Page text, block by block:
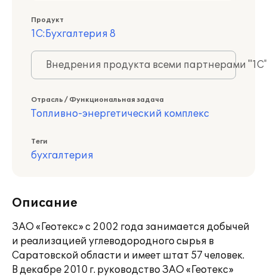
Продукт
1С:Бухгалтерия 8
Внедрения продукта всеми партнерами
Отрасль / Функциональная задача
Топливно-энергетический комплекс
Теги
бухгалтерия
Описание
ЗАО «Геотекс» с 2002 года занимается добычей
и реализацией углеводородного сырья в
Саратовской области и имеет штат 57 человек.
В декабре 2010 г. руководство ЗАО «Геотекс»